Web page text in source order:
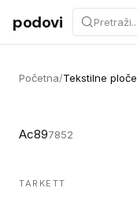
Preskoči na sadržaj
podovi
Početna/Tekstilne ploče
Ac897852
TARKETT